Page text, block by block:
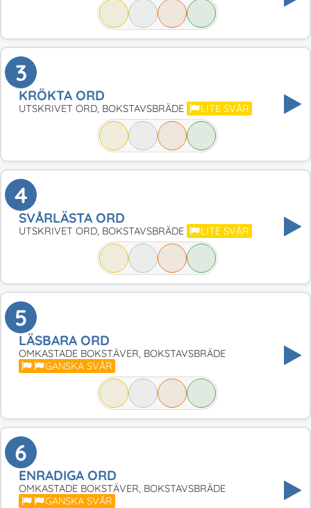
3
KRÖKTA ORD
UTSKRIVET ORD, BOKSTAVSBRÄDE LITE SVÅR
4
SVÅRLÄSTA ORD
UTSKRIVET ORD, BOKSTAVSBRÄDE LITE SVÅR
5
LÄSBARA ORD
OMKASTADE BOKSTÄVER, BOKSTAVSBRÄDE
GANSKA SVÅR
6
ENRADIGA ORD
OMKASTADE BOKSTÄVER, BOKSTAVSBRÄDE
GANSKA SVÅR